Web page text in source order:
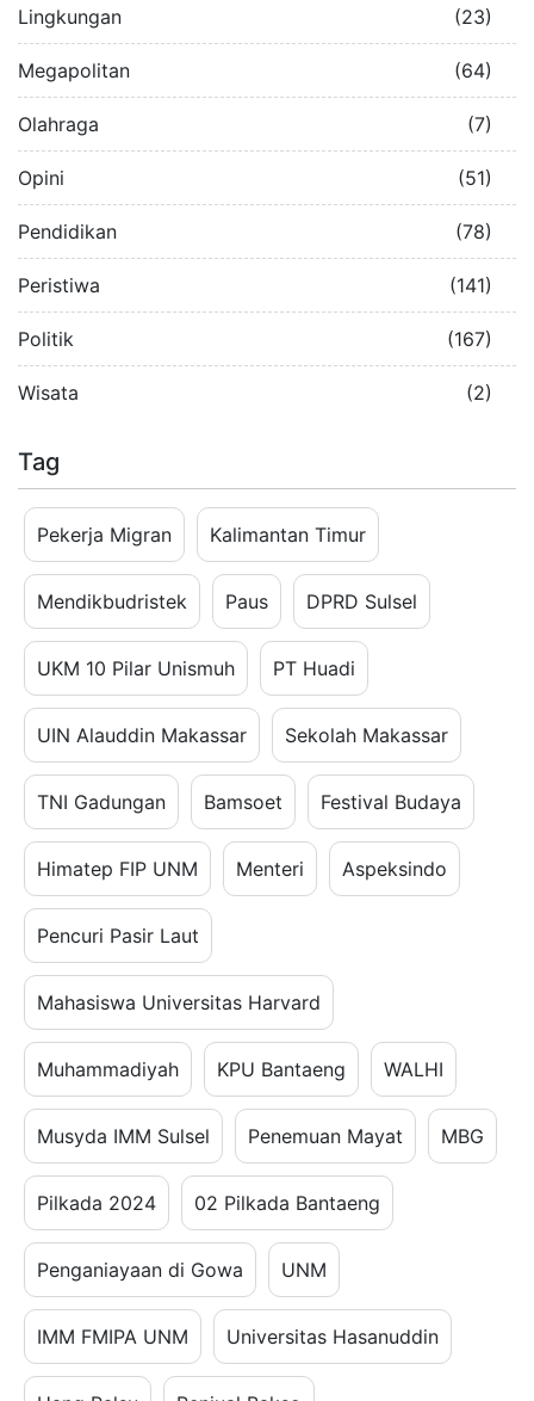
Lingkungan (23)
Megapolitan (64)
Olahraga (7)
Opini (51)
Pendidikan (78)
Peristiwa (141)
Politik (167)
Wisata (2)
Tag
Pekerja Migran Kalimantan Timur
Mendikbudristek Paus DPRD Sulsel
UKM 10 Pilar Unismuh PT Huadi
UIN Alauddin Makassar Sekolah Makassar
TNI Gadungan Bamsoet Festival Budaya
Himatep FIP UNM Menteri Aspeksindo
Pencuri Pasir Laut
Mahasiswa Universitas Harvard
Muhammadiyah KPU Bantaeng WALHI
Musyda IMM Sulsel Penemuan Mayat MBG
Pilkada 2024 02 Pilkada Bantaeng
Penganiayaan di Gowa UNM
IMM FMIPA UNM Universitas Hasanuddin